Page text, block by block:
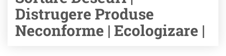
Distrugere Produse
Neconforme | Ecologizare |